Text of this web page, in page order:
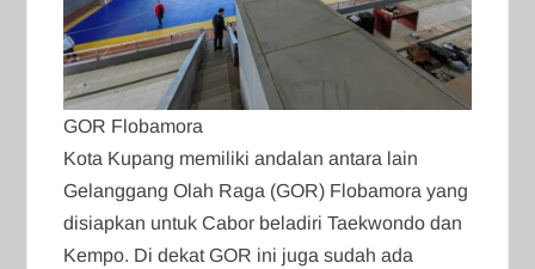
GOR Flobamora
Kota Kupang memiliki andalan antara lain
Gelanggang Olah Raga (GOR) Flobamora yang
disiapkan untuk Cabor beladiri Taekwondo dan
Kempo. Di dekat GOR ini juga sudah ada